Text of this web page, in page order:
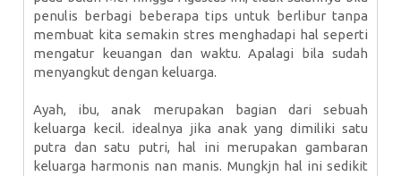
penulis berbagi beberapa tips untuk berlibur tanpa
membuat kita semakin stres menghadapi hal seperti
mengatur keuangan dan waktu. Apalagi bila sudah
menyangkut dengan keluarga.
Ayah, ibu, anak merupakan bagian dari sebuah
keluarga kecil. idealnya jika anak yang dimiliki satu
putra dan satu putri, hal ini merupakan gambaran
keluarga harmonis nan manis. Mungkjn hal ini sedikit